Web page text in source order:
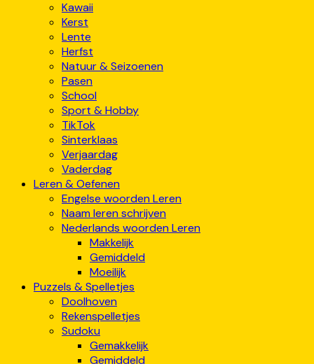
Kawaii
Kerst
Lente
Herfst
Natuur & Seizoenen
Pasen
School
Sport & Hobby
TikTok
Sinterklaas
Verjaardag
Vaderdag
Leren & Oefenen
Engelse woorden Leren
Naam leren schrijven
Nederlands woorden Leren
Makkelijk
Gemiddeld
Moeilijk
Puzzels & Spelletjes
Doolhoven
Rekenspelletjes
Sudoku
Gemakkelijk
Gemiddeld